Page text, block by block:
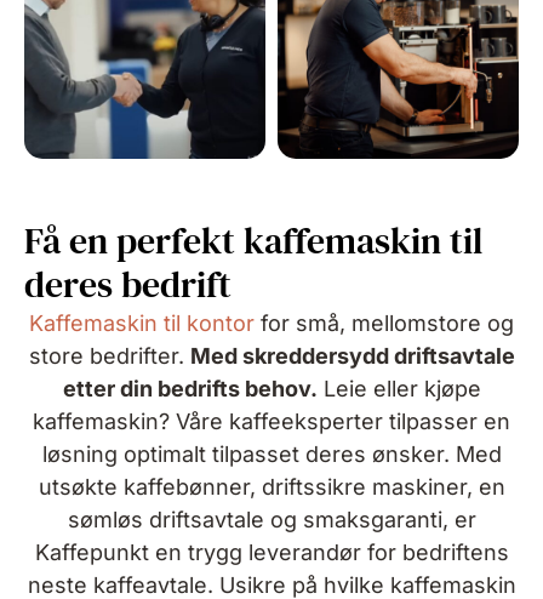
Få en perfekt kaffemaskin til
deres bedrift
Kaffemaskin til kontor for små, mellomstore og
store bedrifter. Med skreddersydd driftsavtale
etter din bedrifts behov. Leie eller kjøpe
kaffemaskin? Våre kaffeeksperter tilpasser en
løsning optimalt tilpasset deres ønsker. Med
utsøkte kaffebønner, driftssikre maskiner, en
sømløs driftsavtale og smaksgaranti, er
Kaffepunkt en trygg leverandør for bedriftens
neste kaffeavtale. Usikre på hvilke kaffemaskin